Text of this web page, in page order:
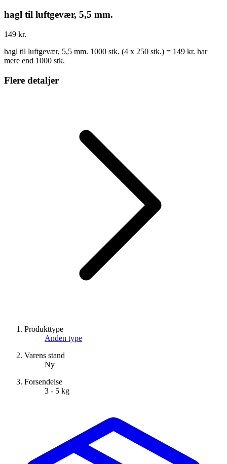
hagl til luftgevær, 5,5 mm.
149 kr.
hagl til luftgevær, 5,5 mm. 1000 stk. (4 x 250 stk.) = 149 kr. har
mere end 1000 stk.
Flere detaljer
Produkttype
Anden type
Varens stand
Ny
Forsendelse
3 - 5 kg